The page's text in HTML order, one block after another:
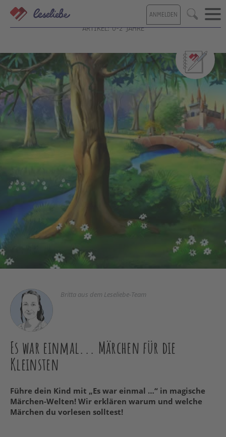
Direkt
zum
Inhalt
ANMELDEN Suche
ARTIKEL: 0-2 JAHRE
Britta aus dem Leseliebe-Team
Es war einmal... Märchen für die
Kleinsten
Führe dein Kind mit „Es war einmal …“ in magische
Märchen-Welten! Wir erklären warum und welche
Märchen du vorlesen solltest!